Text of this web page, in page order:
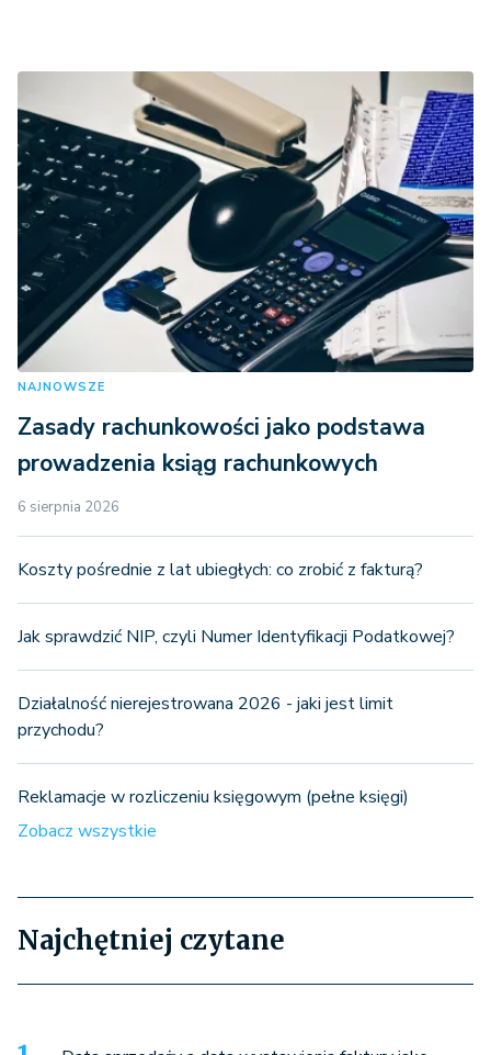
NAJNOWSZE
Zasady rachunkowości jako podstawa
prowadzenia ksiąg rachunkowych
6 sierpnia 2026
Koszty pośrednie z lat ubiegłych: co zrobić z fakturą?
Jak sprawdzić NIP, czyli Numer Identyfikacji Podatkowej?
Działalność nierejestrowana 2026 - jaki jest limit
przychodu?
Reklamacje w rozliczeniu księgowym (pełne księgi)
Zobacz wszystkie
Najchętniej czytane